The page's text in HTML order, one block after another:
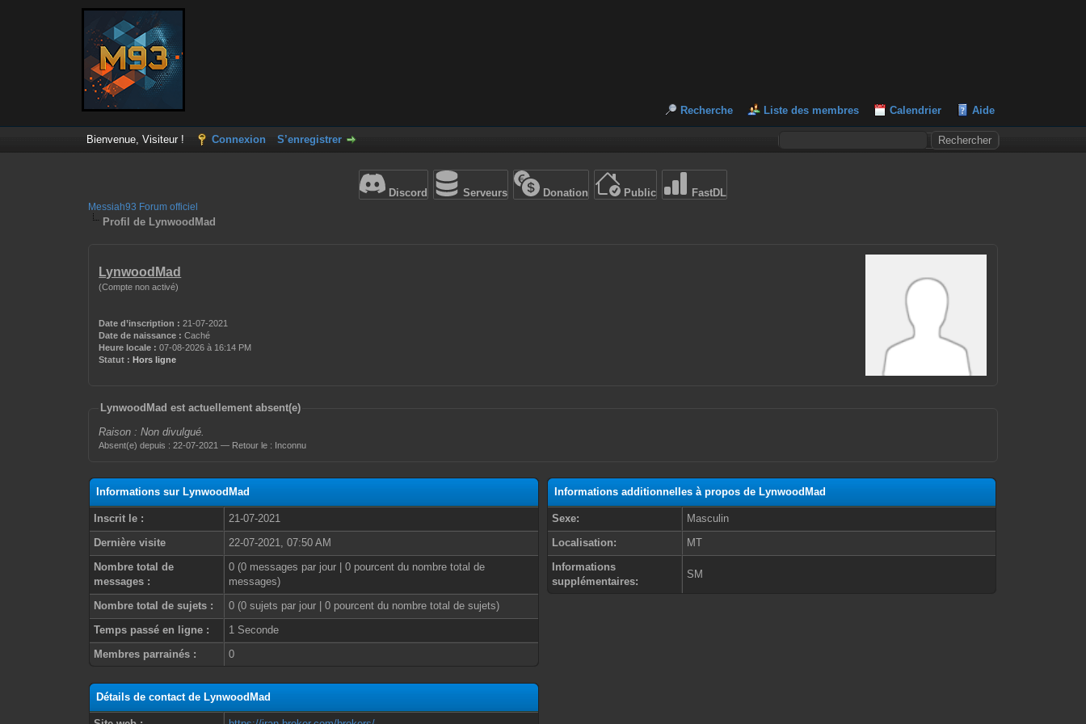
Recherche Liste des membres Calendrier Aide
Bienvenue, Visiteur ! Connexion S’enregistrer
Discord Serveurs Donation Public FastDL
Messiah93 Forum officiel
Profil de LynwoodMad
LynwoodMad
(Compte non activé)
Date d’inscription : 21-07-2021
Date de naissance : Caché
Heure locale : 07-08-2026 à 16:14 PM
Statut : Hors ligne
LynwoodMad est actuellement absent(e)
Raison : Non divulgué.
Absent(e) depuis : 22-07-2021 — Retour le : Inconnu
Informations sur LynwoodMad
Inscrit le :
21-07-2021
Dernière visite
22-07-2021, 07:50 AM
Nombre total de
messages :
0 (0 messages par jour | 0 pourcent du nombre total de
messages)
Nombre total de sujets :
0 (0 sujets par jour | 0 pourcent du nombre total de sujets)
Temps passé en ligne :
1 Seconde
Membres parrainés :
0
Détails de contact de LynwoodMad
Informations additionnelles à propos de LynwoodMad
Sexe:
Masculin
Localisation:
MT
Informations
supplémentaires:
SM